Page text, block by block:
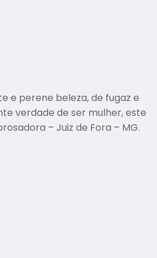
e perene beleza, de fugaz e
verdade de ser mulher, este
– Juiz de Fora – MG.